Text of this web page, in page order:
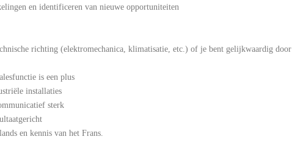
en identificeren van nieuwe opportuniteiten
richting (elektromechanica, klimatisatie, etc.) of je bent gelijkwaardig door
is een plus
installaties
sterk
en kennis van het Frans.